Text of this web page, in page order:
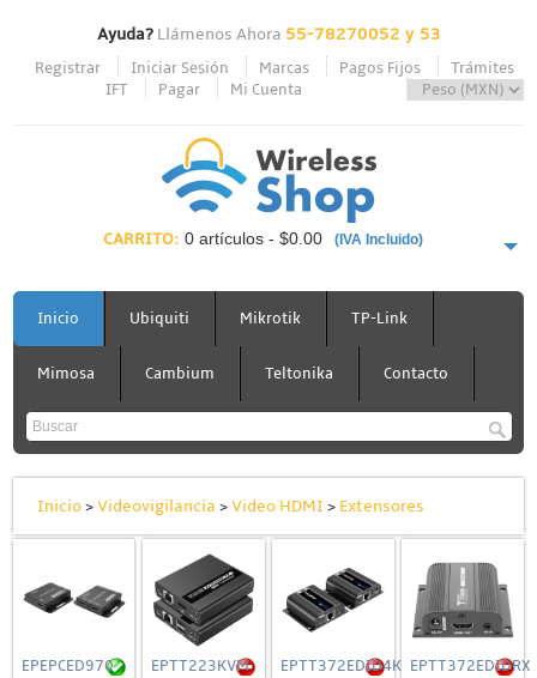
Ayuda?Llámenos Ahora 55-78270052 y 53
Registrar Iniciar Sesión Marcas Pagos Fijos
Trámites
IFT
Pagar Mi Cuenta
CARRITO: 0 artículos - $0.00 (IVA Incluido)
PAGAR AHORA
Inicio Ubiquiti Mikrotik TP-Link
Mimosa Cambium Teltonika Contacto
Inicio>Videovigilancia >Video HDMI > Extensores
EPEPCED970
EPTT223KVM
EPTT372EDID4K EPTT372EDIDRX